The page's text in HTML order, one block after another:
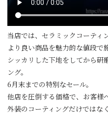
当店では、セラミックコーティ
より良い商品を魅力的な値段で
シッカリした下地をしてから研
ング。
6月末までの特別なセール。
他店を圧倒する価格で、お客様
外装のコーティングだけではな